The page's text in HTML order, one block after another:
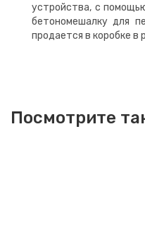
устройства, с
бетономешалку для
продается в коробке в
Посмотрите